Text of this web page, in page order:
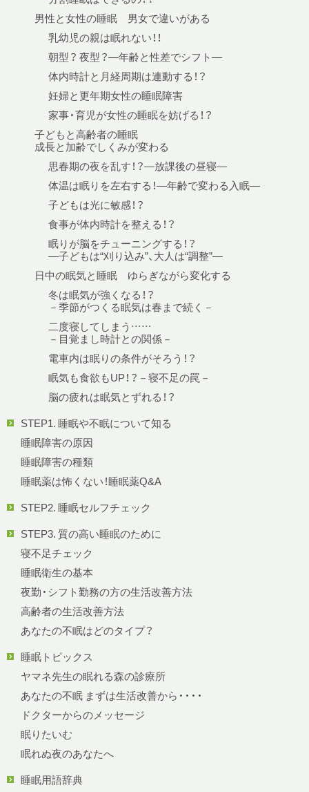
男性と女性の睡眠 男女で違いがある
乳幼児の親は眠れない！！
朝型？ 夜型？—年齢と性差でシフト—
体内時計と月経周期は連動する！？
妊婦と更年期女性の睡眠障害
家事・育児が女性の睡眠を妨げる！？
子どもと高齢者の睡眠
成長と加齢でしくみが変わる
思春期の夜を乱す！？—放課後の昼寝—
体温は眠りを左右する！—年齢で変わる入眠—
子どもは光に敏感！？
食事が体内時計を整える！？
眠りが脳をチューニングする！？
—子どもは“刈り込み”、大人は“調整”—
日中の眠気と睡眠 ゆらぎながら変化する
冬は眠気が強くなる！？
－季節がつくる眠気は春まで続く－
二度寝してしまう……
－目覚まし時計との関係－
電車内は眠りの条件がそろう！？
眠気も食欲もUP！？－寝不足の罠－
脳の疲れは眠気とずれる！？
STEP1. 睡眠や不眠について知る
睡眠障害の原因
睡眠障害の種類
睡眠薬は怖くない！睡眠薬Q&A
STEP2. 睡眠セルフチェック
STEP3. 質の高い睡眠のために
寝不足チェック
睡眠衛生の基本
夜勤・シフト勤務の方の生活改善方法
高齢者の生活改善方法
あなたの不眠はどのタイプ？
睡眠トピックス
ヤマネ先生の眠れる森の診療所
あなたの不眠 まずは生活改善から・・・・
ドクターからのメッセージ
眠りたいむ
眠れぬ夜のあなたへ
睡眠用語辞典